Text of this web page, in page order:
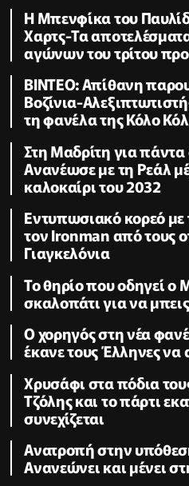
Η Μπενφίκα του
Χαρτς-Τα
αγώνων του τρίτου
ΒΙΝΤΕΟ: Απίθανη
Βοζίνια-
τη φανέλα της Κόλο
Στη Μαδρίτη για πάντα
Ανανέωσε με τη Ρεάλ
καλοκαίρι του 2032
Εντυπωσιακό κορεό
τον Ironman από τους
Γιαγκελόνια
Το θηρίο που οδηγεί ο
σκαλοπάτι για να
Ο χορηγός στη νέα
έκανε τους Έλληνες
Χρυσάφι στα πόδια
Τζόλης και το πάρτι
συνεχίζεται
Ανατροπή στην
Ανανεώνει και μένει